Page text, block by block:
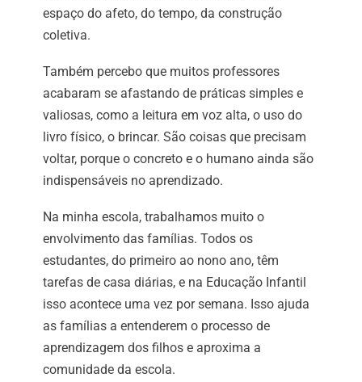
espaço do afeto, do tempo, da construção
coletiva.
Também percebo que muitos professores
acabaram se afastando de práticas simples e
valiosas, como a leitura em voz alta, o uso do
livro físico, o brincar. São coisas que precisam
voltar, porque o concreto e o humano ainda são
indispensáveis no aprendizado.
Na minha escola, trabalhamos muito o
envolvimento das famílias. Todos os
estudantes, do primeiro ao nono ano, têm
tarefas de casa diárias, e na Educação Infantil
isso acontece uma vez por semana. Isso ajuda
as famílias a entenderem o processo de
aprendizagem dos filhos e aproxima a
comunidade da escola.